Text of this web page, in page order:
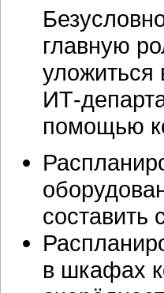
главную
ИТ-
помощью
составить
в шкафах